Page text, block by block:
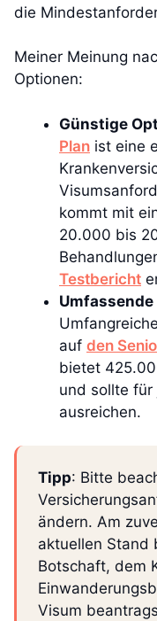
die
Meiner Meinung
Optionen:
Günstige
Plan ist eine
kommt mit
20.000 bis
Testbericht
Umfassende
auf den
bietet
und sollte für
ausreichen.
Tipp: Bitte
ändern. Am
aktuellen Stand
Botschaft, dem
Visum